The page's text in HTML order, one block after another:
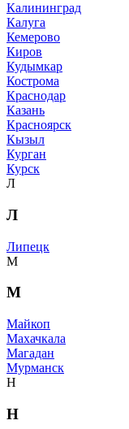
Калининград
Калуга
Кемерово
Киров
Кудымкар
Кострома
Краснодар
Казань
Красноярск
Кызыл
Курган
Курск
Л
Л
Липецк
М
М
Майкоп
Махачкала
Магадан
Мурманск
Н
Н